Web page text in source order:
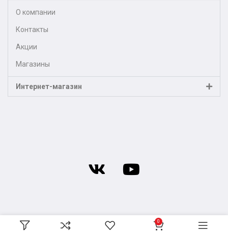
О компании
Контакты
Акции
Магазины
Интернет-магазин
0